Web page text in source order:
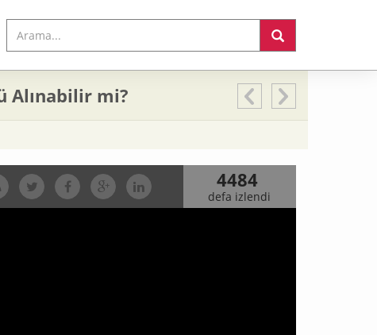
Alınabilir mi?
4484
defa izlendi